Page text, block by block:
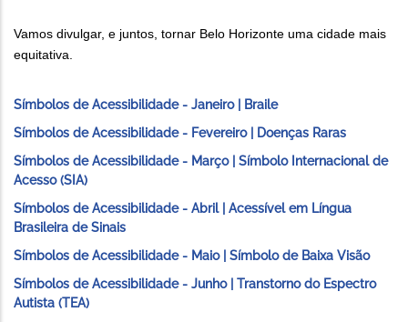
Vamos divulgar, e juntos, tornar Belo Horizonte uma cidade mais
equitativa.
Símbolos de Acessibilidade - Janeiro | Braile
Símbolos de Acessibilidade - Fevereiro | Doenças Raras
Símbolos de Acessibilidade - Março | Símbolo Internacional de
Acesso (SIA)
Símbolos de Acessibilidade - Abril | Acessível em Língua
Brasileira de Sinais
Símbolos de Acessibilidade - Maio | Símbolo de Baixa Visão
Símbolos de Acessibilidade - Junho | Transtorno do Espectro
Autista (TEA)